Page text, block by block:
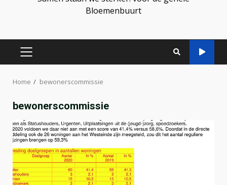
Bloemenbuurt
PRIMAIR
Home bewonerscommissie
bewonerscommissie